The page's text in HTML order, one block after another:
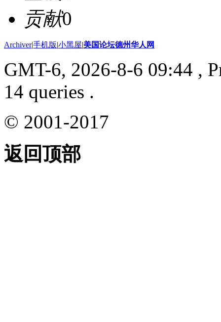
贡献0
Archiver|手机版|小黑屋|美国论坛德州华人网
GMT-6, 2026-8-6 09:44 ,
14 queries .
© 2001-2017
返回顶部